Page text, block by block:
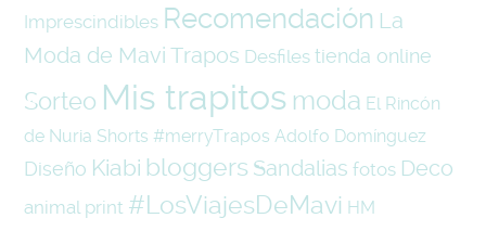
Imprescindibles Recomendación La
Moda de Mavi Trapos Desfiles tienda online
Sorteo Mis trapitos moda El Rincón
de Nuria Shorts #merryTrapos Adolfo Domínguez
Diseño Kiabi bloggers Sandalias fotos Deco
animal print #LosViajesDeMavi HM